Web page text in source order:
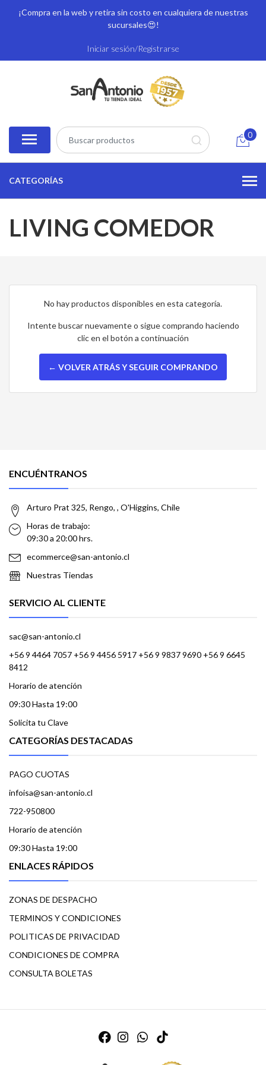
¡Compra en la web y retira sin costo en cualquiera de nuestras
sucursales😍!
Iniciar sesión/Registrarse
0
CATEGORÍAS
LIVING COMEDOR
No hay productos disponibles en esta categoría.
Intente buscar nuevamente o sigue comprando haciendo
clic en el botón a continuación
← VOLVER ATRÁS Y SEGUIR COMPRANDO
ENCUÉNTRANOS
Arturo Prat 325, Rengo, , O'Higgins, Chile
Horas de trabajo:
09:30 a 20:00 hrs.
ecommerce@san-antonio.cl
Nuestras Tiendas
SERVICIO AL CLIENTE
sac@san-antonio.cl
+56 9 4464 7057 +56 9 4456 5917 +56 9 9837 9690 +56 9 6645
8412
Horario de atención
09:30 Hasta 19:00
Solicita tu Clave
CATEGORÍAS DESTACADAS
PAGO CUOTAS
infoisa@san-antonio.cl
722-950800
Horario de atención
09:30 Hasta 19:00
ENLACES RÁPIDOS
ZONAS DE DESPACHO
TERMINOS Y CONDICIONES
POLITICAS DE PRIVACIDAD
CONDICIONES DE COMPRA
CONSULTA BOLETAS